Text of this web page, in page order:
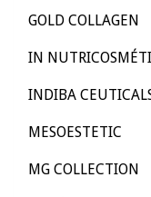
GOLD COLLAGEN
IN
INDIBA
MESOESTETIC
MG COLLECTION